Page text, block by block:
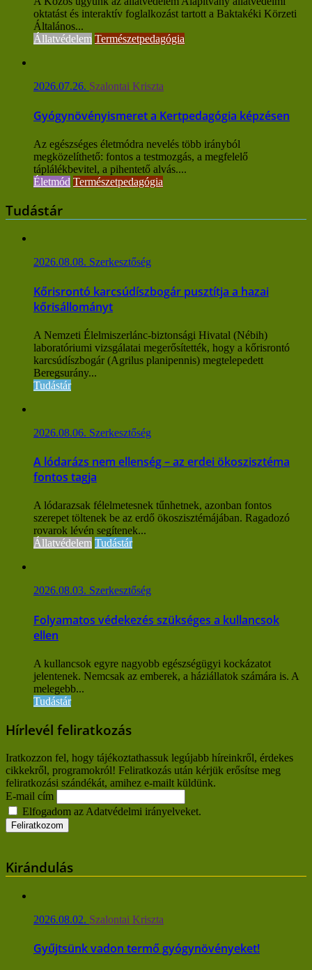
oktatást és interaktív foglalkozást tartott a Baktakéki Körzeti
Általános...
Állatvédelem Természetpedagógia
2026.07.26. Szalontai Kriszta
Gyógynövényismeret a Kertpedagógia képzésen
Az egészséges életmódra nevelés több irányból
megközelíthető: fontos a testmozgás, a megfelelő
táplálékbevitel, a pihentető alvás....
Életmód Természetpedagógia
Tudástár
2026.08.08. Szerkesztőség
Kőrisrontó karcsúdíszbogár pusztítja a hazai
kőrisállományt
A Nemzeti Élelmiszerlánc-biztonsági Hivatal (Nébih)
laboratóriumi vizsgálatai megerősítették, hogy a kőrisrontó
karcsúdíszbogár (Agrilus planipennis) megtelepedett
Beregsurány...
Tudástár
2026.08.06. Szerkesztőség
A lódarázs nem ellenség – az erdei ökoszisztéma
fontos tagja
A lódarazsak félelmetesnek tűnhetnek, azonban fontos
szerepet töltenek be az erdő ökoszisztémájában. Ragadozó
rovarok lévén segítenek...
Állatvédelem Tudástár
2026.08.03. Szerkesztőség
Folyamatos védekezés szükséges a kullancsok
ellen
A kullancsok egyre nagyobb egészségügyi kockázatot
jelentenek. Nemcsak az emberek, a háziállatok számára is. A
melegebb...
Tudástár
Hírlevél feliratkozás
Iratkozzon fel, hogy tájékoztathassuk legújabb híreinkről, érdekes
cikkekről, programokról! Feliratkozás után kérjük erősítse meg
feliratkozási szándékát, amihez e-mailt küldünk.
E-mail cím
Elfogadom az Adatvédelmi irányelveket.
Kirándulás
2026.08.02. Szalontai Kriszta
Gyűjtsünk vadon termő gyógynövényeket!